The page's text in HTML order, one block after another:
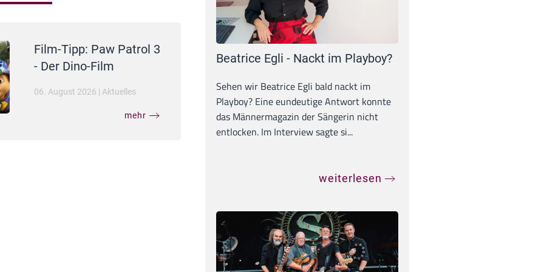
Film-Tipp: Paw Patrol 3
- Der Dino-Film
06. August 2026 | Aktuelles
mehr
Beatrice Egli - Nackt im Playboy?
Sehen wir Beatrice Egli bald nackt im
Playboy? Eine eundeutige Antwort konnte
das Männermagazin der Sängerin nicht
entlocken. Im Interview sagte si...
weiterlesen